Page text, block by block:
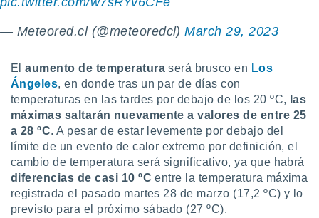
crear un
uso de
la
contenido
medir el
la
el
del
de
— Meteored.cl (@meteoredcl)March 29, 2023
Elaumento de temperatura será brusco en Los
Ángeles, en donde tras un par de días con
temperaturas en las tardes por debajo de los 20 ºC, las
máximas saltarán nuevamente a valores de entre 25
a 28 ºC. A pesar de estar levemente por debajo del
límite de un evento de calor extremo por definición, el
cambio de temperatura será significativo, ya que habrá
diferencias de casi 10 ºCentre la temperatura máxima
registrada el pasado martes 28 de marzo (17,2 ºC) y lo
previsto para el próximo sábado (27 ºC).